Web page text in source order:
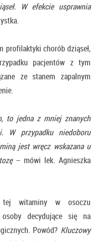
W efekcie usprawnia
profilaktyki chorób dziąseł,
pacjentów z tym
ze stanem zapalnym
to jedna z mniej znanych
W przypadku niedoboru
jest wręcz wskazana u
– mówi lek. Agnieszka
tej witaminy w osoczu
decydujące się na
Powód? Kluczowy